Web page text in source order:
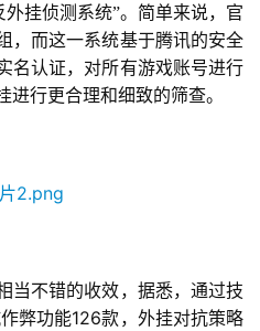
外挂侦测系统”。简单来说，官
，而这一系统基于腾讯的安全
名认证，对所有游戏账号进行
行更合理和细致的筛查。
当不错的收效，据悉，通过技
弊功能126款，外挂对抗策略